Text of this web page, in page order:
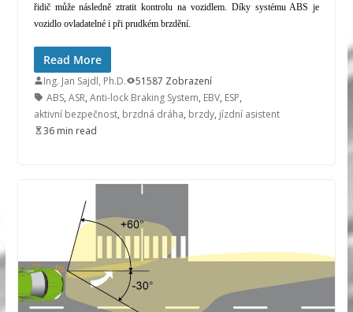
řidič může následně ztratit kontrolu na vozidlem. Díky systému ABS je
vozidlo ovladatelné i při prudkém brzdění.
Read More
Ing. Jan Sajdl, Ph.D.
51587 Zobrazení
ABS, ASR, Anti-lock Braking System, EBV, ESP,
aktivní bezpečnost, brzdná dráha, brzdy, jízdní asistent
36 min read